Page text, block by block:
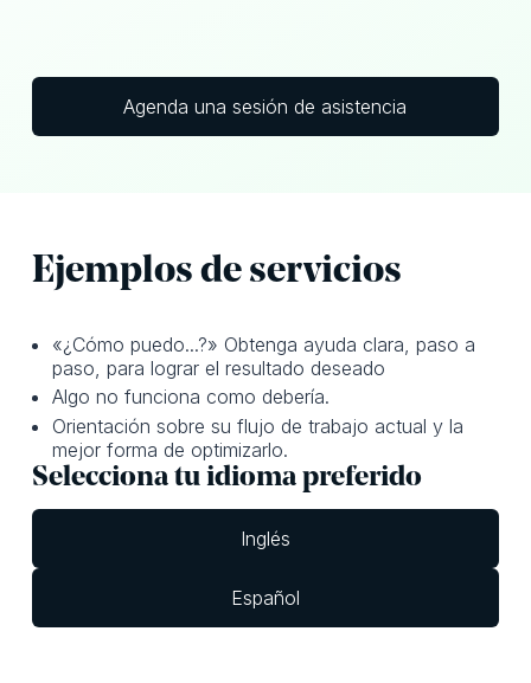
Agenda una sesión de asistencia
Ejemplos de servicios
«¿Cómo puedo...?» Obtenga ayuda clara, paso a
paso, para lograr el resultado deseado
Algo no funciona como debería.
Orientación sobre su flujo de trabajo actual y la
mejor forma de optimizarlo.
Selecciona tu idioma preferido
Inglés
Español